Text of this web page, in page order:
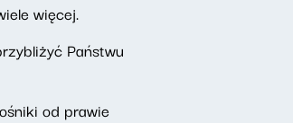
więcej.
Państwu
od prawie